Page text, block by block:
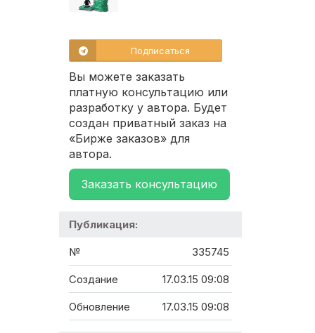
Подписаться
Вы можете заказать
платную консультацию или
разработку у автора. Будет
создан приватный заказ на
«Бирже заказов» для
автора.
Заказать консультацию
Публикация:
№ 335745
Создание 17.03.15 09:08
Обновление 17.03.15 09:08